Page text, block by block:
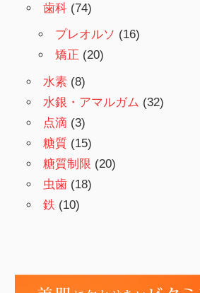
歯科 (74)
プレオルソ (16)
矯正 (20)
水素 (8)
水銀・アマルガム (32)
点滴 (3)
糖質 (15)
糖質制限 (20)
虫歯 (18)
鉄 (10)